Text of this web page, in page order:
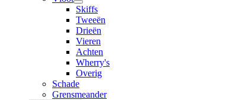
Skiffs
Tweeën
Drieën
Vieren
Achten
Wherry's
Overig
Schade
Grensmeander